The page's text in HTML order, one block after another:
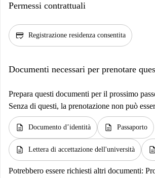
Permessi contrattuali
credit_score Registrazione residenza consentita
Documenti necessari per prenotare
Prepara questi documenti per il prossimo
Senza di questi, la prenotazione non può
description Documento d’identità description Passaporto
description Lettera di accettazione dell'università description
Potrebbero essere richiesti altri documenti: